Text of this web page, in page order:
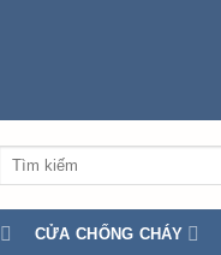
Tìm
CỬA CHỐNG CHÁY